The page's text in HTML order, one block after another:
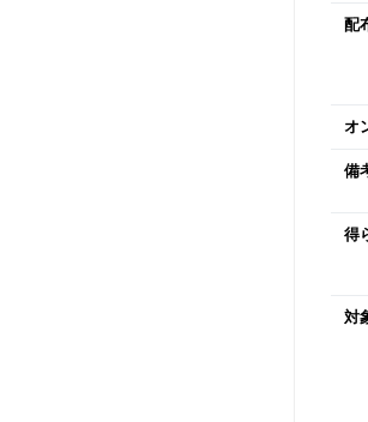
配
オ
備
得
対